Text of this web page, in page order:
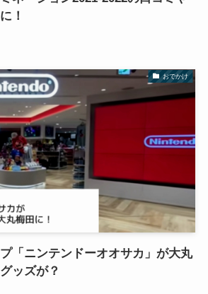
！
おでかけ
「ニンテンドーオオサカ」が大丸
ッズが？